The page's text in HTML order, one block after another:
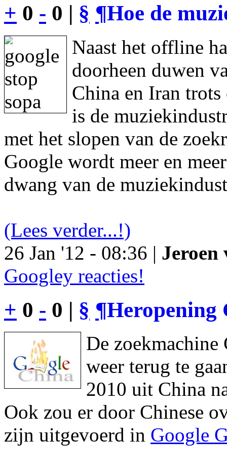
+ 0 - 0 | § ¶Hoe de
Naast het offline
doorheen duwen
China en Iran
is de
met het slopen van de
Google wordt meer en
dwang van de
(Lees verder...!)
26 Jan '12 - 08:36 | Jeroen
Googley reacties!
+ 0 - 0 | § ¶Heropening
De
weer terug te
2010 uit China
Ook zou er door Chinese
zijn uitgevoerd in Google